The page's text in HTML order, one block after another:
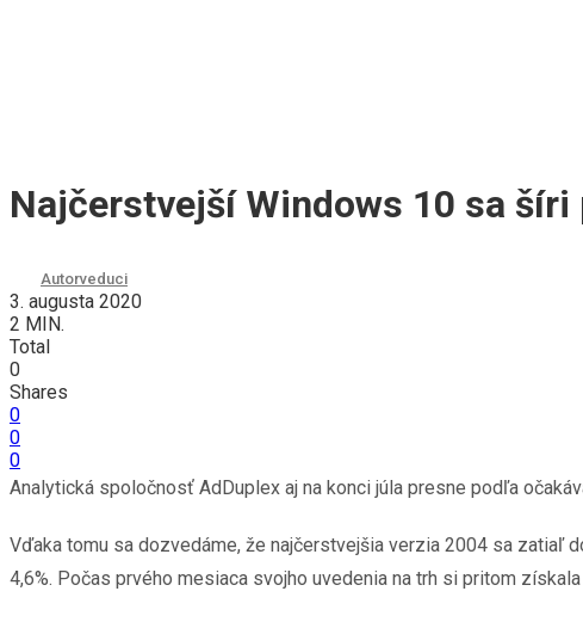
Najčerstvejší Windows 10 sa šíri
Autorveduci
3. augusta 2020
2 MIN.
Total
0
Shares
0
0
0
Analytická spoločnosť AdDuplex aj na konci júla presne podľa
Vďaka tomu sa dozvedáme, že najčerstvejšia verzia 2004 sa zatiaľ
4,6%. Počas prvého mesiaca svojho uvedenia na trh si pritom získala